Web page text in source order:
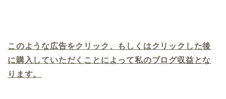
このような広告をクリック、もしくはクリックした後
に購入していただくことによって私のブログ収益とな
ります。